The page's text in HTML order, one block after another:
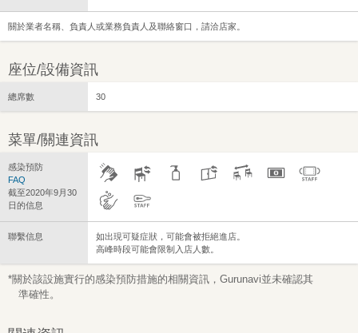
關於業者名稱、負責人或業務負責人及聯絡窗口，請洽店家。
座位/設備資訊
總席數 30
菜單/關連資訊
感染預防
FAQ
截至2020年9月30
日的信息
聯繫信息
如出現可疑症狀，可能會被拒絕進店。
高峰時段可能會限制入店人數。
*關於該設施實行的感染預防措施的相關資訊，Gurunavi並未確認其
準確性。